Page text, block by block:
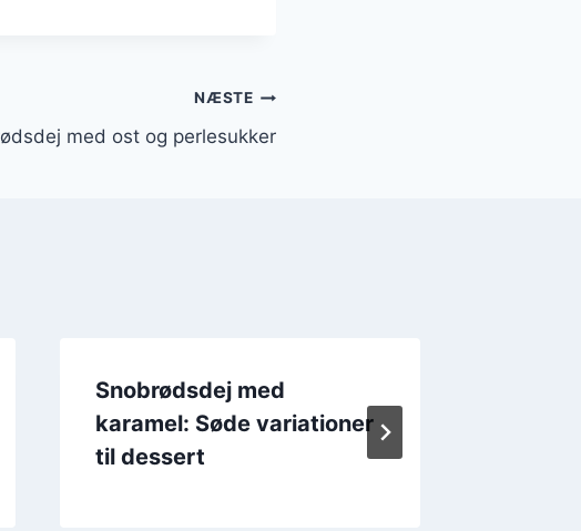
NÆSTE
med ost og perlesukker
Snobrødsdej med
karamel: Søde variationer
til dessert